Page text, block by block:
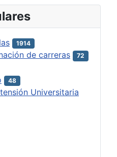
1914
de carreras 72
48
Universitaria